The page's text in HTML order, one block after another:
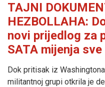
TAJNI
HEZBOLLAHA:
novi prijedlog za
SATA mijenja sve
Dok pritisak iz
militantnoj grupi otkrila je